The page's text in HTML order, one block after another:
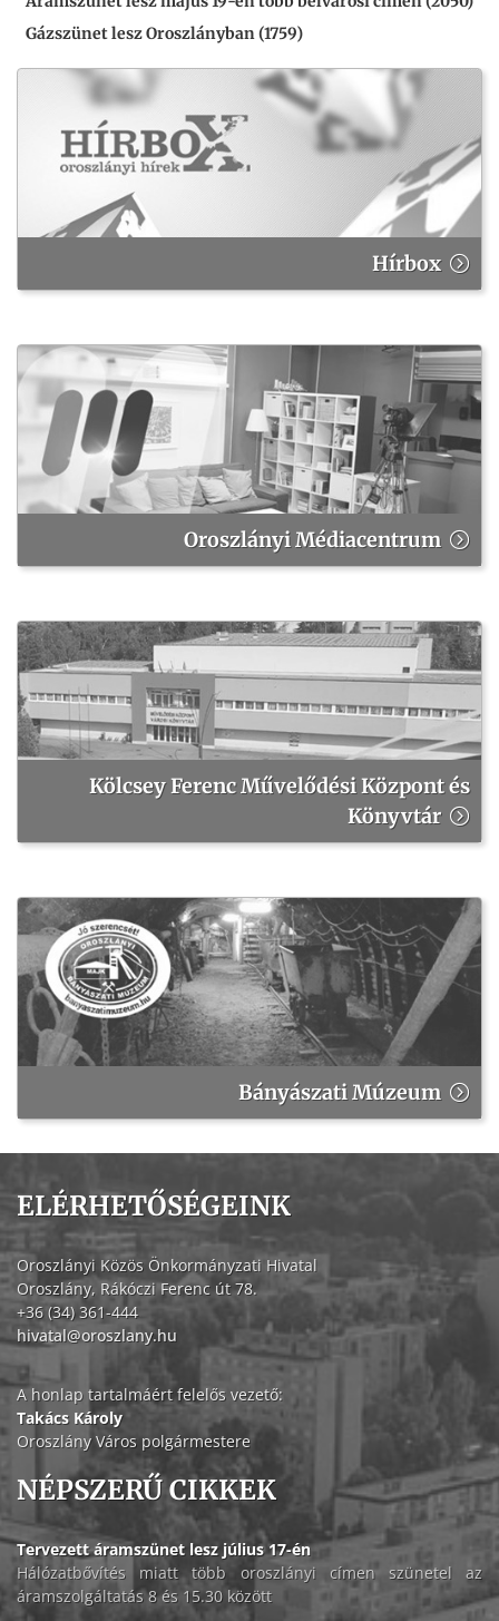
Gázszünet lesz Oroszlányban (1759)
Hírbox
Oroszlányi Médiacentrum
Kölcsey Ferenc Művelődési Központ és
Könyvtár
Bányászati Múzeum
ELÉRHETŐSÉGEINK
Oroszlányi Közös Önkormányzati Hivatal
Oroszlány, Rákóczi Ferenc út 78.
+36 (34) 361-444
hivatal@oroszlany.hu
A honlap tartalmáért felelős vezető:
Takács Károly
Oroszlány Város polgármestere
NÉPSZERŰ CIKKEK
Tervezett áramszünet lesz július 17-én
Hálózatbővítés miatt több oroszlányi címen szünetel az
áramszolgáltatás 8 és 15.30 között